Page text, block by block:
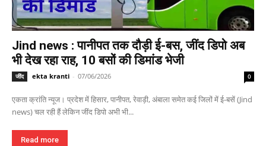
Jind news : पानीपत तक दौड़ी ई-बस, जींद डिपो अब
भी देख रहा राह, 10 बसों की डिमांड भेजी
जींद ekta kranti - 07/06/2026 0
एकता क्रांति न्यूज। प्रदेश में हिसार, पानीपत, रेवाड़ी, अंबाला समेत कई जिलों में ई-बसें (Jind
news) चल रही हैं लेकिन जींद डिपो अभी भी...
Read more